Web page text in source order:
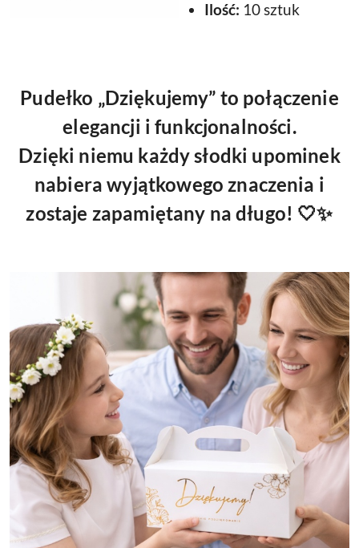
Ilość: 10 sztuk
Pudełko „Dziękujemy” to połączenie
elegancji i funkcjonalności.
Dzięki niemu każdy słodki upominek
nabiera wyjątkowego znaczenia i
zostaje zapamiętany na długo! 🤍✨